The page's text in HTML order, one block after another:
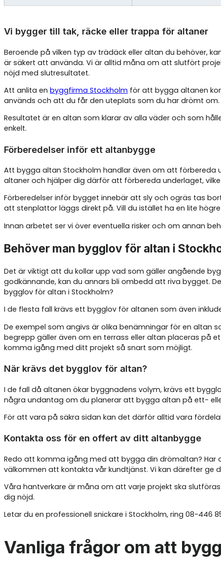
Vi bygger till tak, räcke eller trappa för altaner
Beroende på vilken typ av trädäck eller altan du behöver,
är säkert att använda. Vi är alltid måna om att slutfört
nöjd med slutresultatet.
Att anlita en byggfirma Stockholm för att bygga altanen
används och att du får den uteplats som du har drömt om.
Resultatet är en altan som klarar av alla väder och som
enkelt.
Förberedelser inför ett altanbygge
Att bygga altan Stockholm handlar även om att
altaner och hjälper dig därför att förbereda underlaget,
Förberedelser inför bygget innebär att sly och ogräs tas
att stenplattor läggs direkt på. Vill du istället ha en lite
Innan arbetet ser vi över eventuella risker och om annan
Behöver man bygglov för altan i
Det är viktigt att du kollar upp vad som gäller angående
godkännande, kan du annars bli ombedd att riva bygget.
bygglov för altan i Stockholm?
I de flesta fall krävs ett bygglov för altanen som även
De exempel som angivs är olika benämningar för en altan
begrepp gäller även om en terrass eller altan placeras på
komma igång med ditt projekt så snart som möjligt.
När krävs det bygglov för altan?
I de fall då altanen ökar byggnadens volym, krävs ett
några undantag om du planerar att bygga altan på ett-
För att vara på säkra sidan kan det därför alltid vara
Kontakta oss för en offert av ditt altanbygge
Redo att komma igång med att bygga din drömaltan? Har
välkommen att kontakta vår kundtjänst. Vi kan därefter ge
Våra hantverkare är måna om att varje projekt ska
dig nöjd.
Letar du en professionell snickare i Stockholm, ring 08-446
Vanliga frågor om att